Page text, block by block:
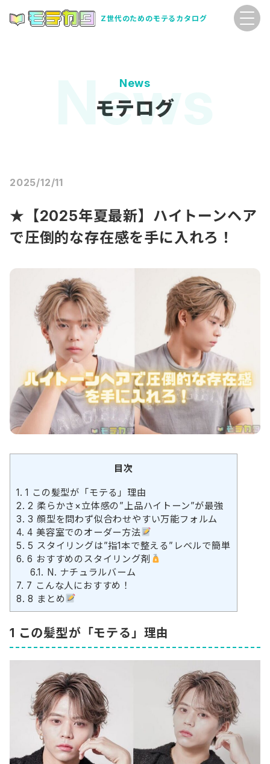
Z世代のためのモテるカタログ
News
モテログ
2025/12/11
★【2025年夏最新】ハイトーンヘア
で圧倒的な存在感を手に入れろ！
目次
1. 1 この髪型が「モテる」理由
2. 2 柔らかさ×立体感の”上品ハイトーン”が最強
3. 3 顔型を問わず似合わせやすい万能フォルム
4. 4 美容室でのオーダー方法
5. 5 スタイリングは”指1本で整える”レベルで簡単
6. 6 おすすめのスタイリング剤
6.1. N. ナチュラルバーム
7. 7 こんな人におすすめ！
8. 8 まとめ
1 この髪型が「モテる」理由